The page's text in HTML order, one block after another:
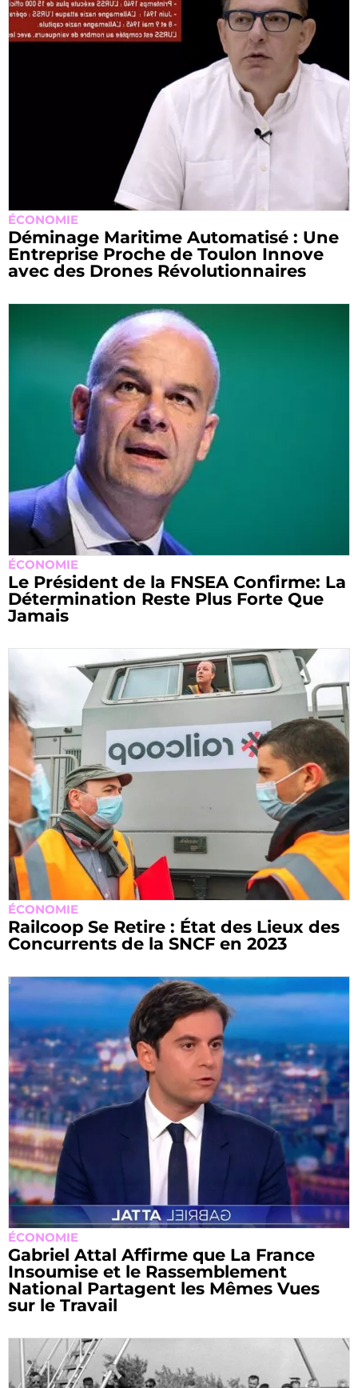
ÉCONOMIE
Déminage Maritime Automatisé : Une
Entreprise Proche de Toulon Innove
avec des Drones Révolutionnaires
ÉCONOMIE
Le Président de la FNSEA Confirme: La
Détermination Reste Plus Forte Que
Jamais
ÉCONOMIE
Railcoop Se Retire : État des Lieux des
Concurrents de la SNCF en 2023
ÉCONOMIE
Gabriel Attal Affirme que La France
Insoumise et le Rassemblement
National Partagent les Mêmes Vues
sur le Travail